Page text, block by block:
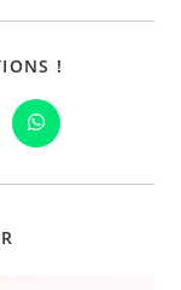
!
Ouvrir
dans
autre